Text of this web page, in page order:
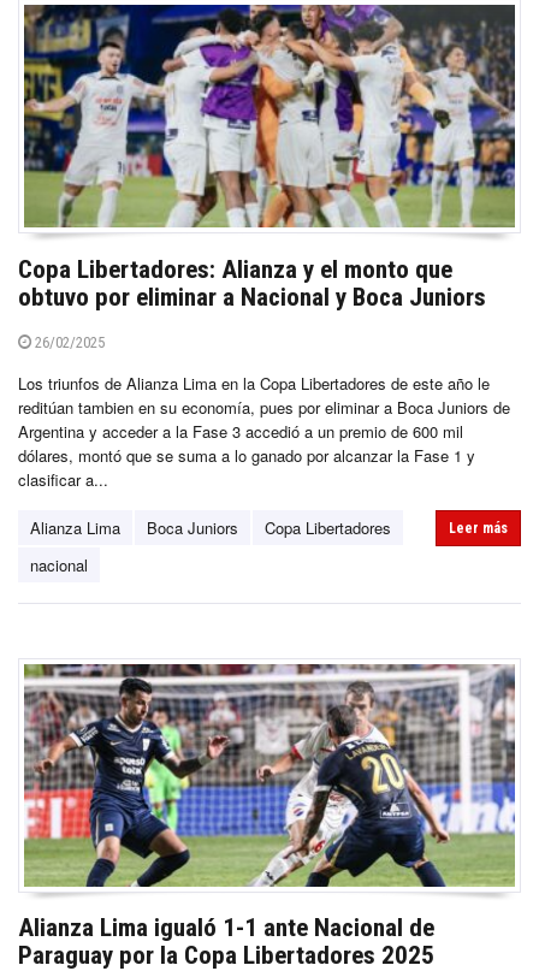
Copa Libertadores: Alianza y el monto que
obtuvo por eliminar a Nacional y Boca Juniors
26/02/2025
Los triunfos de Alianza Lima en la Copa Libertadores de este año le
reditúan tambien en su economía, pues por eliminar a Boca Juniors de
Argentina y acceder a la Fase 3 accedió a un premio de 600 mil
dólares, montó que se suma a lo ganado por alcanzar la Fase 1 y
clasificar a...
Alianza Lima Boca Juniors
Copa Libertadores
nacional
Leer más
Alianza Lima igualó 1-1 ante Nacional de
Paraguay por la Copa Libertadores 2025